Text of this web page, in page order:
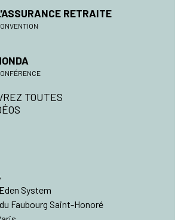
RETRAITE
TOUTES
System
Faubourg Saint-Honoré